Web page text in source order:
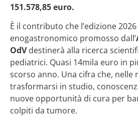
151.578,85 euro.
È il contributo che l’edizione
enogastronomico promosso dall’
OdVdestinerà alla ricerca
pediatrici. Quasi 14mila euro in
scorso anno. Una cifra che, nelle
trasformarsi in studio,
nuove opportunità di cura per
colpiti da tumore.